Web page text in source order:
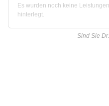
Es wurden noch keine
hinterlegt.
Sind Sie